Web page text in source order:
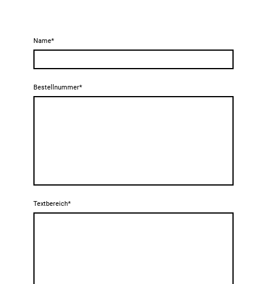
Name*
Bestellnummer*
Textbereich*